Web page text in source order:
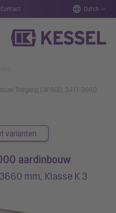
Contact Dutch
Toegang LW 800, 3411-3660
varianten
aardinbouw
mm, Klasse K 3